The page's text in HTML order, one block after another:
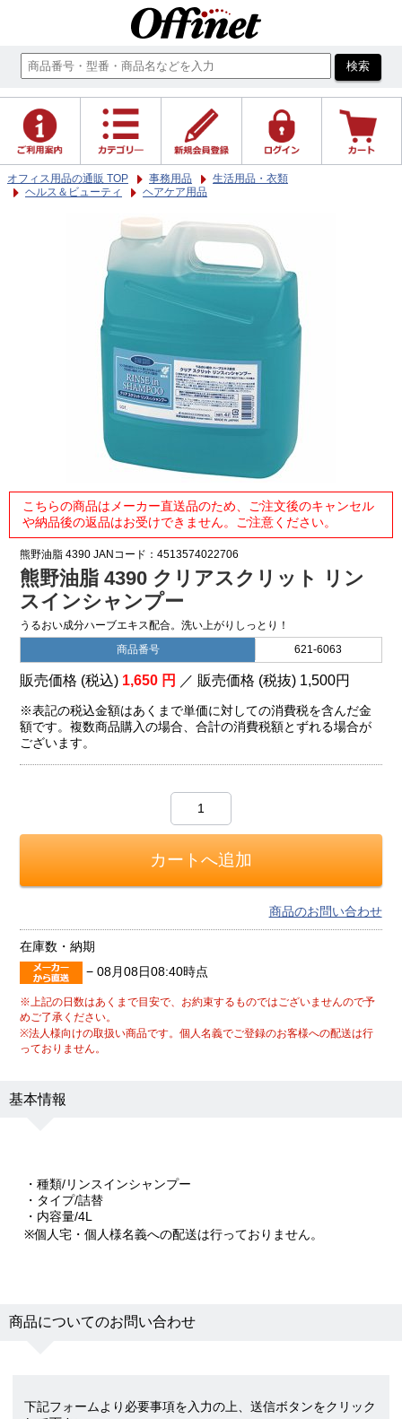
オフィス用品の通販 TOP 事務用品
生活用品・衣類
ヘルス＆ビューティ
ヘアケア用品
こちらの商品はメーカー直送品のため、ご注文後のキャンセル
や納品後の返品はお受けできません。ご注意ください。
熊野油脂 4390 JANコード：4513574022706
熊野油脂 4390 クリアスクリット リン
スインシャンプー
うるおい成分ハーブエキス配合。洗い上がりしっとり！
商品番号 621-6063
販売価格 (税込) 1,650 円 ／ 販売価格 (税抜) 1,500円
※表記の税込金額はあくまで単価に対しての消費税を含んだ金
額です。複数商品購入の場合、合計の消費税額とずれる場合が
ございます。
商品のお問い合わせ
在庫数・納期
− 08月08日08:40時点
※上記の日数はあくまで目安で、お約束するものではございませんので予
めご了承ください。
※法人様向けの取扱い商品です。個人名義でご登録のお客様への配送は行
っておりません。
基本情報
・種類/リンスインシャンプー
・タイプ/詰替
・内容量/4L
※個人宅・個人様名義への配送は行っておりません。
商品についてのお問い合わせ
下記フォームより必要事項を入力の上、送信ボタンをクリック